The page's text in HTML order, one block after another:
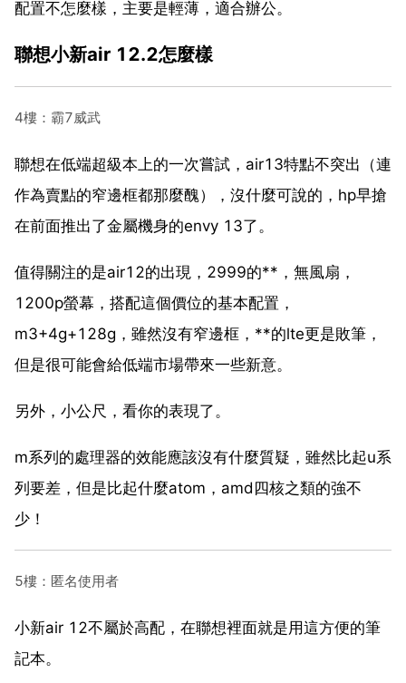
配置不怎麼樣，主要是輕薄，適合辦公。
聯想小新air 12.2怎麼樣
4樓：霸7威武
聯想在低端超級本上的一次嘗試，air13特點不突出（連
作為賣點的窄邊框都那麼醜），沒什麼可說的，hp早搶
在前面推出了金屬機身的envy 13了。
值得關注的是air12的出現，2999的**，無風扇，
1200p螢幕，搭配這個價位的基本配置，
m3+4g+128g，雖然沒有窄邊框，**的lte更是敗筆，
但是很可能會給低端市場帶來一些新意。
另外，小公尺，看你的表現了。
m系列的處理器的效能應該沒有什麼質疑，雖然比起u系
列要差，但是比起什麼atom，amd四核之類的強不
少！
5樓：匿名使用者
小新air 12不屬於高配，在聯想裡面就是用這方便的筆
記本。